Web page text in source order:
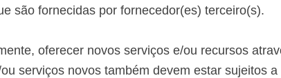
são fornecidas por fornecedor(es) terceiro(s).
oferecer novos serviços e/ou recursos
serviços novos também devem estar sujeitos